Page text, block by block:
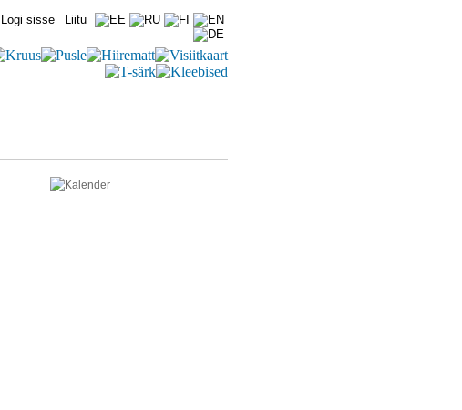
Logi sisse Liitu